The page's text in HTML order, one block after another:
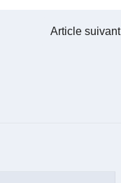
Article suivant